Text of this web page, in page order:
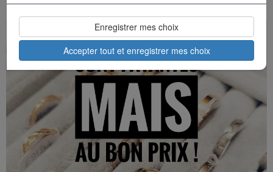
Enregistrer mes choix
Accepter tout et enregistrer mes choix